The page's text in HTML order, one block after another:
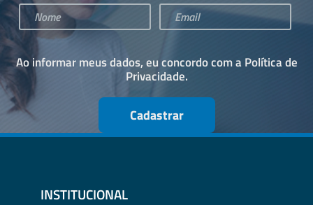
Ao informar meus dados, eu concordo com aPolítica de
Privacidade.
Cadastrar
INSTITUCIONAL